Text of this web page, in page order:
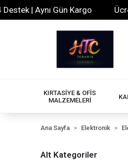
| Aynı Gün Kargo
KIRTASİYE & OFİS
MALZEMELERİ
Ana Sayfa Elektronik
Alt Kategoriler